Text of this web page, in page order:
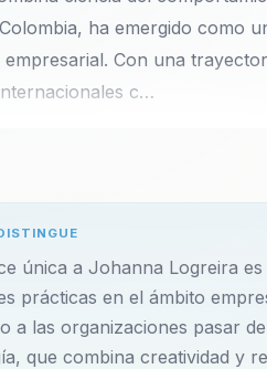
ha emergido como
empresarial. Con una
c…
originaria de Colombia,
plataformas internacionales
la resiliencia, permitiendo a
en ellos. A través de
y actuar de maneras
única a Johanna Logreira
prácticas en el ámbito
a las organizaciones pasar
que combina creatividad y